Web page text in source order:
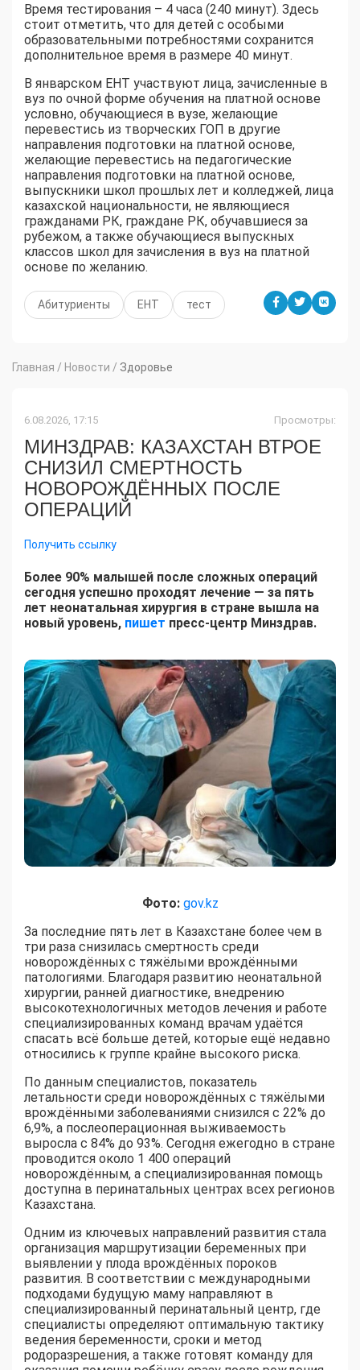
Время тестирования – 4 часа (240 минут). Здесь
стоит отметить, что для детей с особыми
образовательными потребностями сохранится
дополнительное время в размере 40 минут.
В январском ЕНТ участвуют лица, зачисленные в
вуз по очной форме обучения на платной основе
условно, обучающиеся в вузе, желающие
перевестись из творческих ГОП в другие
направления подготовки на платной основе,
желающие перевестись на педагогические
направления подготовки на платной основе,
выпускники школ прошлых лет и колледжей, лица
казахской национальности, не являющиеся
гражданами РК, граждане РК, обучавшиеся за
рубежом, а также обучающиеся выпускных
классов школ для зачисления в вуз на платной
основе по желанию.
Абитуриенты ЕНТ тест
Главная / Новости / Здоровье
6.08.2026, 17:15 Просмотры:
МИНЗДРАВ: КАЗАХСТАН ВТРОЕ
СНИЗИЛ СМЕРТНОСТЬ
НОВОРОЖДЁННЫХ ПОСЛЕ
ОПЕРАЦИЙ
Получить ссылку
Более 90% малышей после сложных операций
сегодня успешно проходят лечение — за пять
лет неонатальная хирургия в стране вышла на
новый уровень, пишет пресс-центр Минздрав.
Фото: gov.kz
За последние пять лет в Казахстане более чем в
три раза снизилась смертность среди
новорождённых с тяжёлыми врождёнными
патологиями. Благодаря развитию неонатальной
хирургии, ранней диагностике, внедрению
высокотехнологичных методов лечения и работе
специализированных команд врачам удаётся
спасать всё больше детей, которые ещё недавно
относились к группе крайне высокого риска.
По данным специалистов, показатель
летальности среди новорождённых с тяжёлыми
врождёнными заболеваниями снизился с 22% до
6,9%, а послеоперационная выживаемость
выросла с 84% до 93%. Сегодня ежегодно в стране
проводится около 1 400 операций
новорождённым, а специализированная помощь
доступна в перинатальных центрах всех регионов
Казахстана.
Одним из ключевых направлений развития стала
организация маршрутизации беременных при
выявлении у плода врождённых пороков
развития. В соответствии с международными
подходами будущую маму направляют в
специализированный перинатальный центр, где
специалисты определяют оптимальную тактику
ведения беременности, сроки и метод
родоразрешения, а также готовят команду для